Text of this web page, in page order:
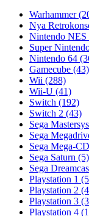
Warhammer
Nya
Nintendo NES
Super
Nintendo 64
Gamecube (43)
Wii (288)
Wii-U (41)
Switch (192)
Switch 2 (43)
Sega
Sega
Sega Mega-
Sega Saturn (5)
Sega
Playstation 1
Playstation 2
Playstation 3
Playstation 4